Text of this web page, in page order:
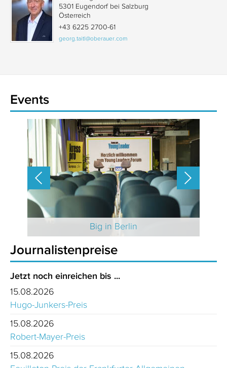
5301 Eugendorf bei Salzburg
Österreich
+43 6225 2700-61
georg.taitl@oberauer.com
Events
Big in Berlin
Journalistenpreise
Jetzt noch einreichen bis ...
15.08.2026
Hugo-Junkers-Preis
15.08.2026
Robert-Mayer-Preis
15.08.2026